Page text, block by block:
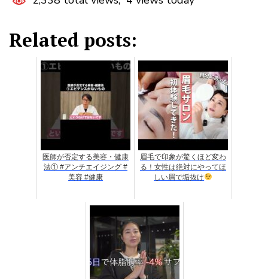
Related posts:
医師が否定する美容・健康
法① #アンチエイジング #
美容 #健康
眉毛で印象が驚くほど変わ
る！女性は絶対にやってほ
しい眉で垢抜け